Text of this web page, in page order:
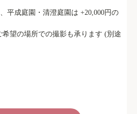
平成庭園・清澄庭園は +20,000円の
望の場所での撮影も承ります (別途